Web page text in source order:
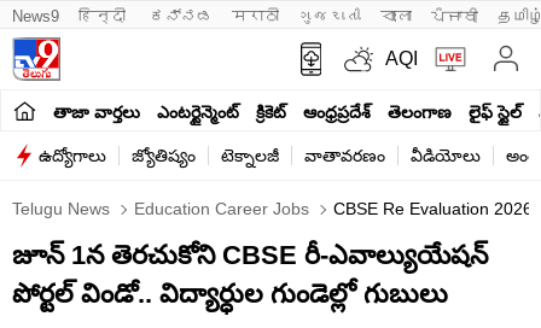
News9 हिन्दी ಕನ್ನಡ मराठी ગુજરાતી বাংলা ਪੰਜਾਬੀ
AQI
తాజా వార్తలు ఎంటర్టైన్మెంట్ క్రికెట్ ఆంధ్రప్రదేశ్ తెలంగాణ లైఫ్ స్టైల్
ఉద్యోగాలు జ్యోతిష్యం టెక్నాలజీ వాతావరణం వీడియోలు
Telugu News Education Career Jobs CBSE Re Evaluation
జూన్ 1న తెరచుకోని CBSE రీ-ఎవాల్యుయేషన్
పోర్టల్‌ విండో.. విద్యార్ధుల గుండెల్లో గుబులు